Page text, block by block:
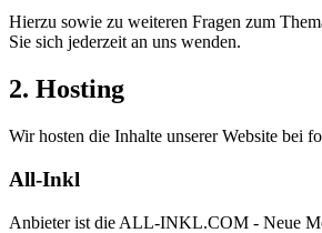
Hierzu sowie zu weiteren Fragen zum
Sie sich jederzeit an uns wenden.
2. Hosting
Wir hosten die Inhalte unserer Website bei
All-Inkl
Anbieter ist die ALL-INKL.COM - Neue